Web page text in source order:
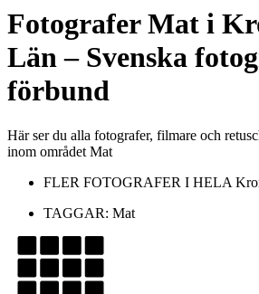
FotograferMat i
Län– Svenska
förbund
Här ser du alla fotografer, filmare och
inom området Mat
FLER FOTOGRAFER I HELA
TAGGAR: Mat